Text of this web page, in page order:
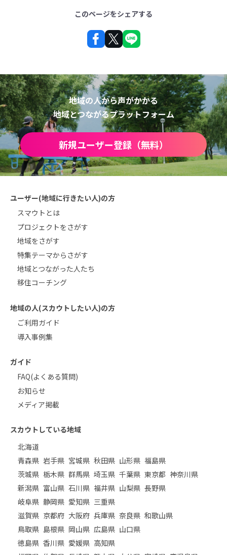
このページをシェアする
地域の人から声がかかる
地域とつながるプラットフォーム
新規ユーザー登録（無料）
ユーザー(地域に行きたい人)の方
スマウトとは
プロジェクトをさがす
地域をさがす
特集テーマからさがす
地域とつながった人たち
移住コーチング
地域の人(スカウトしたい人)の方
ご利用ガイド
導入事例集
ガイド
FAQ(よくある質問)
お知らせ
メディア掲載
スカウトしている地域
北海道
青森県 岩手県 宮城県 秋田県 山形県 福島県
茨城県 栃木県 群馬県 埼玉県 千葉県 東京都 神奈川県
新潟県 富山県 石川県 福井県 山梨県 長野県
岐阜県 静岡県 愛知県 三重県
滋賀県 京都府 大阪府 兵庫県 奈良県 和歌山県
鳥取県 島根県 岡山県 広島県 山口県
徳島県 香川県 愛媛県 高知県